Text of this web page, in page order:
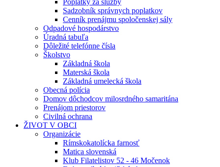
Poplatky za služby
Sadzobník správnych poplatkov
Cenník prenájmu spoločenskej sály
Odpadové hospodárstvo
Úradná tabuľa
Dôležité telefónne čísla
Školstvo
Základná škola
Materská škola
Základná umelecká škola
Obecná polícia
Domov dôchodcov milosrdného samaritána
Prenájom priestorov
Civilná ochrana
ŽIVOT V OBCI
Organizácie
Rímskokatolícka farnosť
Matica slovenská
Klub Filatelistov 52 - 46 Močenok